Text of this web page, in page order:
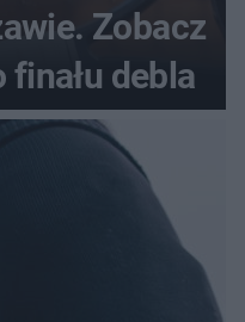
Zobacz
debla